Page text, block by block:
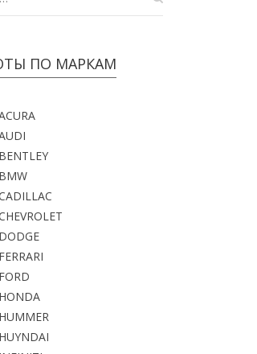
ПО МАРКАМ
BENTLEY
BMW
DODGE
FERRARI
FORD
HONDA
HUMMER
HUYNDAI